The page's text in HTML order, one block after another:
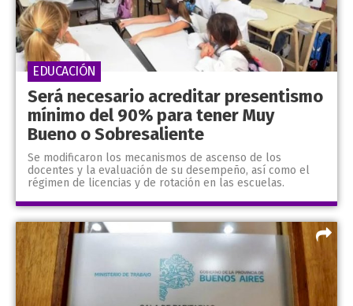
Será necesario acreditar presentismo
mínimo del 90% para tener Muy
Bueno o Sobresaliente
Se modificaron los mecanismos de ascenso de los
docentes y la evaluación de su desempeño, así como el
régimen de licencias y de rotación en las escuelas.
EDUCACIÓN